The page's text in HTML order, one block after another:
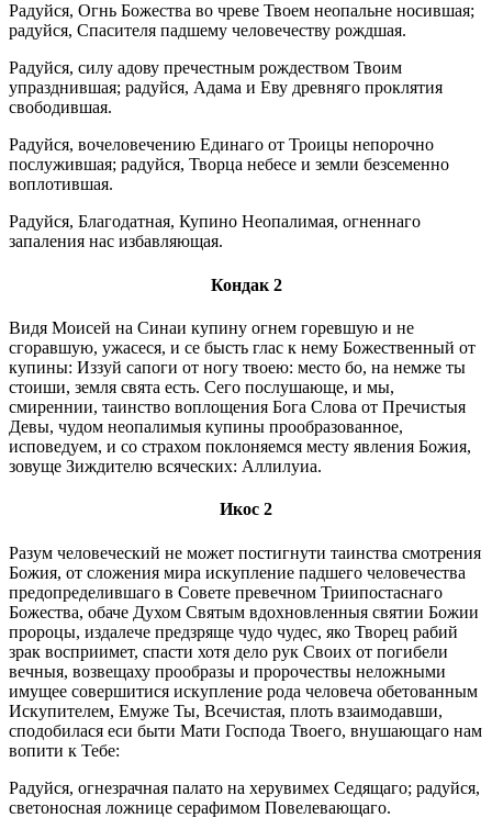
Радуйся, Огнь Божества во чреве Твоем неопальне носившая;
радуйся, Спасителя падшему человечеству рождшая.
Радуйся, силу адову пречестным рождеством Твоим
упразднившая; радуйся, Адама и Еву древняго проклятия
свободившая.
Радуйся, вочеловечению Единаго от Троицы непорочно
послужившая; радуйся, Творца небесе и земли безсеменно
воплотившая.
Радуйся, Благодатная, Купино Неопалимая, огненнаго
запаления нас избавляющая.
Кондак 2
Видя Моисей на Синаи купину огнем горевшую и не
сгоравшую, ужасеся, и се бысть глас к нему Божественный от
купины: Иззуй сапоги от ногу твоею: место бо, на немже ты
стоиши, земля свята есть. Сего послушающе, и мы,
смиреннии, таинство воплощения Бога Слова от Пречистыя
Девы, чудом неопалимыя купины прообразованное,
исповедуем, и со страхом поклоняемся месту явления Божия,
зовуще Зиждителю всяческих: Аллилуиа.
Икос 2
Разум человеческий не может постигнути таинства смотрения
Божия, от сложения мира искупление падшего человечества
предопределившаго в Совете превечном Триипостаснаго
Божества, обаче Духом Святым вдохновленныя святии Божии
пророцы, издалече предзряще чудо чудес, яко Творец рабий
зрак восприимет, спасти хотя дело рук Своих от погибели
вечныя, возвещаху прообразы и пророчествы неложными
имущее совершитися искупление рода человеча обетованным
Искупителем, Емуже Ты, Всечистая, плоть взаимодавши,
сподобилася еси быти Мати Господа Твоего, внушающаго нам
вопити к Тебе:
Радуйся, огнезрачная палато на херувимех Седящаго; радуйся,
светоносная ложнице серафимом Повелевающаго.